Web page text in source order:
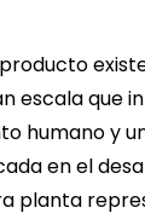
escala que
humano y
en el
planta